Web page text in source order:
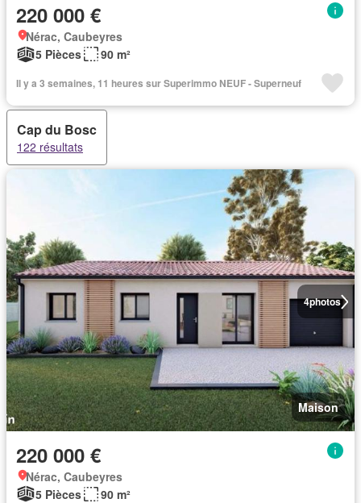
220 000 €
Nérac, Caubeyres
5 Pièces
90 m²
Il y a 3 semaines, 11 heures sur Superimmo NEUF - Superneuf
Cap du Bosc
122 résultats
4photos
Maison
220 000 €
Nérac, Caubeyres
5 Pièces
90 m²